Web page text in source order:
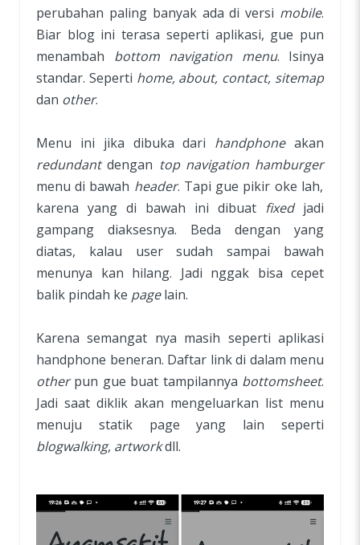
perubahan paling banyak ada di versi mobile.
Biar blog ini terasa seperti aplikasi, gue pun
menambah bottom navigation menu. Isinya
standar. Seperti home, about, contact, sitemap
dan other.
Menu ini jika dibuka dari handphoneakan
redundantdengan top navigation hamburger
menu di bawah header. Tapi gue pikir oke lah,
karena yang di bawah ini dibuat fixed jadi
gampang diaksesnya. Beda dengan yang
diatas, kalau user sudah sampai bawah
menunya kan hilang. Jadi nggak bisa cepet
balik pindah ke pagelain.
Karena semangat nya masih seperti aplikasi
handphone beneran. Daftar link di dalam menu
otherpun gue buat tampilannya bottomsheet.
Jadi saat diklik akan mengeluarkan list menu
menuju statik page yang lain seperti
blogwalking, artworkdll.